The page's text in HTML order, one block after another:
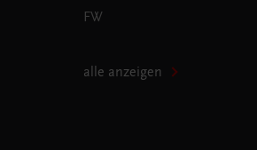
FW
alle anzeigen